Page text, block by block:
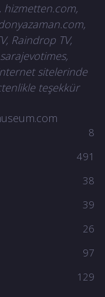
hizmetten.com,
Raindrop TV,
sitelerinde
teşekkür
8
491
38
39
26
97
129